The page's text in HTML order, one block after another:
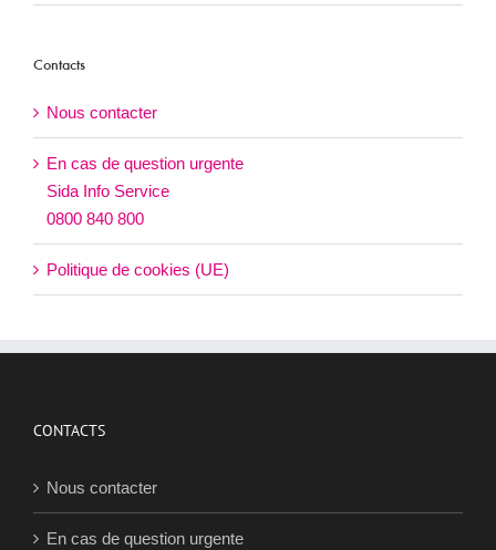
Contacts
Nous contacter
En cas de question urgente
Sida Info Service
0800 840 800
Politique de cookies (UE)
CONTACTS
Nous contacter
En cas de question urgente